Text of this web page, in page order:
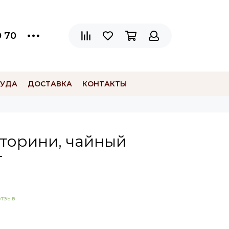
70
ДОСТАВКА КОНТАКТЫ
чайный